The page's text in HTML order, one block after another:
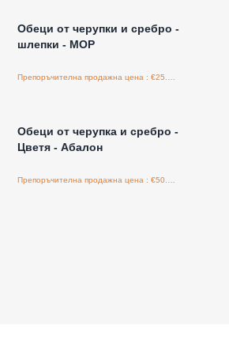
Обeци от черупки и сребро -
шлепки - MOP
Обеци от черупка и сребро -
Цветя - Абaлон